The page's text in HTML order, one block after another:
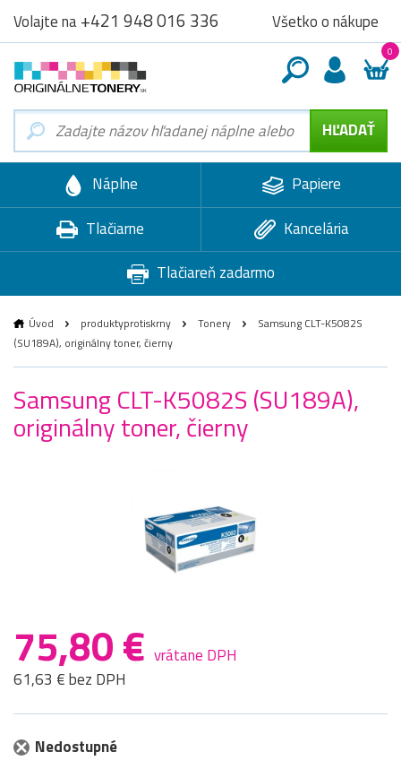
Volajte na+421 948 016 336 Všetko o nákupe
0
Náplne
Papiere
Tlačiarne
Kancelária
Tlačiareň zadarmo
Úvod produktyprotiskrny Tonery
Samsung CLT-K5082S
(SU189A), originálny toner, čierny
Samsung CLT-K5082S (SU189A),
originálny toner, čierny
75,80 € vrátane DPH
61,63 € bez DPH
Nedostupné